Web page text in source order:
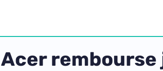
rembourse